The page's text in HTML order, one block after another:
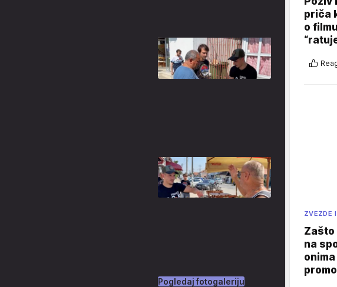
Pogledaj fotogaleriju
priča
o
ZVEZDE
Zašto
na